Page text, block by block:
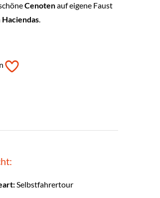
Cenotenauf eigene Faust
Haciendas.
Selbstfahrertour